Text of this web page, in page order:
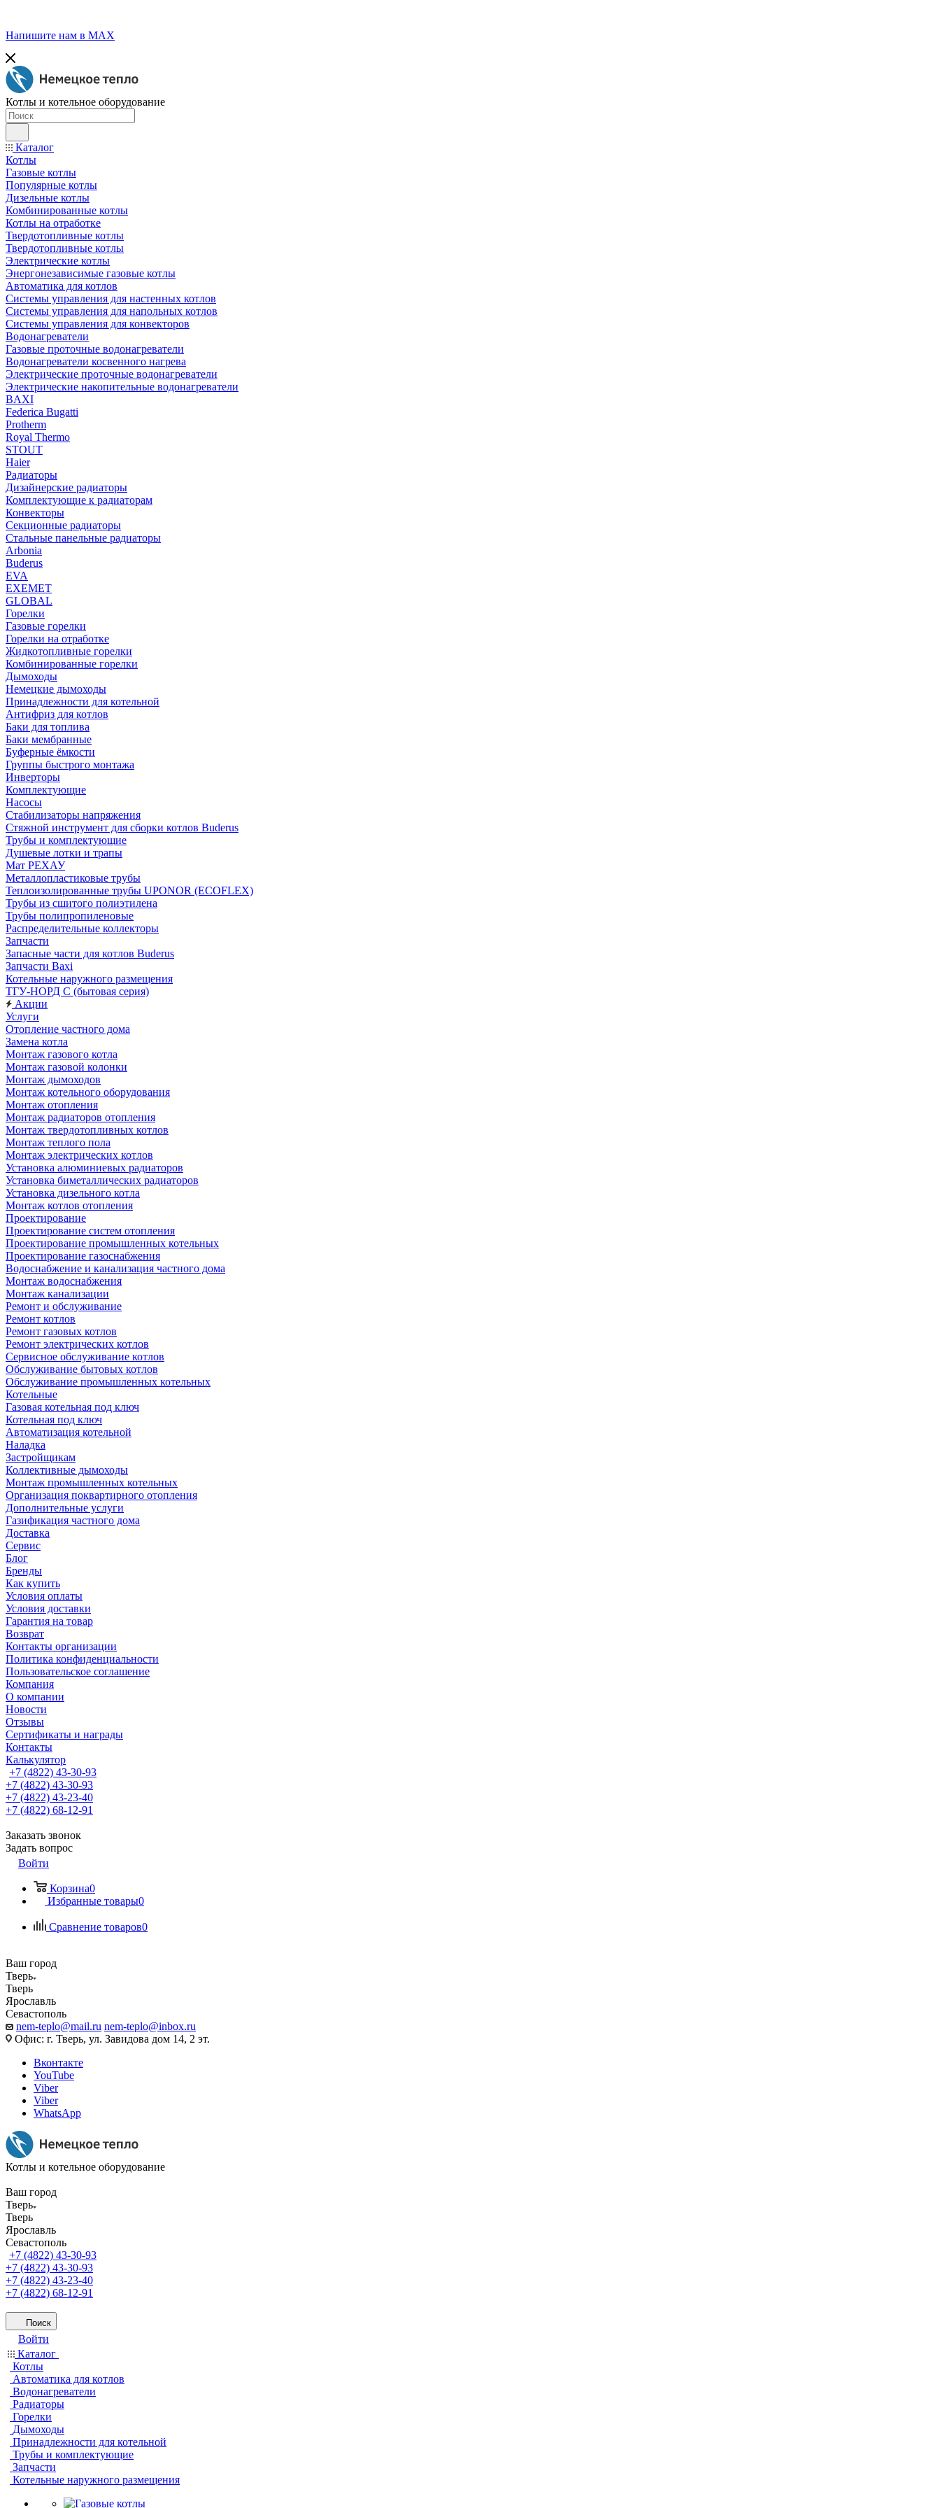
Напишите нам в МАХ
Котлы и котельное оборудование
Каталог
Котлы
Газовые котлы
Популярные котлы
Дизельные котлы
Комбинированные котлы
Котлы на отработке
Твердотопливные котлы
Твердотопливные котлы
Электрические котлы
Энергонезависимые газовые котлы
Автоматика для котлов
Системы управления для настенных котлов
Системы управления для напольных котлов
Системы управления для конвекторов
Водонагреватели
Газовые проточные водонагреватели
Водонагреватели косвенного нагрева
Электрические проточные водонагреватели
Электрические накопительные водонагреватели
BAXI
Federica Bugatti
Protherm
Royal Thermo
STOUT
Haier
Радиаторы
Дизайнерские радиаторы
Комплектующие к радиаторам
Конвекторы
Секционные радиаторы
Стальные панельные радиаторы
Arbonia
Buderus
EVA
EXEMET
GLOBAL
Горелки
Газовые горелки
Горелки на отработке
Жидкотопливные горелки
Комбинированные горелки
Дымоходы
Немецкие дымоходы
Принадлежности для котельной
Антифриз для котлов
Баки для топлива
Баки мембранные
Буферные ёмкости
Группы быстрого монтажа
Инверторы
Комплектующие
Насосы
Стабилизаторы напряжения
Стяжной инструмент для сборки котлов Buderus
Трубы и комплектующие
Душевые лотки и трапы
Мат РЕХАУ
Металлопластиковые трубы
Теплоизолированные трубы UPONOR (ECOFLEX)
Трубы из сшитого полиэтилена
Трубы полипропиленовые
Распределительные коллекторы
Запчасти
Запасные части для котлов Buderus
Запчасти Baxi
Котельные наружного размещения
ТГУ-НОРД С (бытовая серия)
Акции
Услуги
Отопление частного дома
Замена котла
Монтаж газового котла
Монтаж газовой колонки
Монтаж дымоходов
Монтаж котельного оборудования
Монтаж отопления
Монтаж радиаторов отопления
Монтаж твердотопливных котлов
Монтаж теплого пола
Монтаж электрических котлов
Установка алюминиевых радиаторов
Установка биметаллических радиаторов
Установка дизельного котла
Монтаж котлов отопления
Проектирование
Проектирование систем отопления
Проектирование промышленных котельных
Проектирование газоснабжения
Водоснабжение и канализация частного дома
Монтаж водоснабжения
Монтаж канализации
Ремонт и обслуживание
Ремонт котлов
Ремонт газовых котлов
Ремонт электрических котлов
Сервисное обслуживание котлов
Обслуживание бытовых котлов
Обслуживание промышленных котельных
Котельные
Газовая котельная под ключ
Котельная под ключ
Автоматизация котельной
Наладка
Застройщикам
Коллективные дымоходы
Монтаж промышленных котельных
Организация поквартирного отопления
Дополнительные услуги
Газификация частного дома
Доставка
Сервис
Блог
Бренды
Как купить
Условия оплаты
Условия доставки
Гарантия на товар
Возврат
Контакты организации
Политика конфиденциальности
Пользовательское соглашение
Компания
О компании
Новости
Отзывы
Сертификаты и награды
Контакты
Калькулятор
+7 (4822) 43-30-93
+7 (4822) 43-30-93
+7 (4822) 43-23-40
+7 (4822) 68-12-91
Заказать звонок
Задать вопрос
Войти
Корзина0
Избранные товары0
Сравнение товаров0
Ваш город
Тверь
Тверь
Ярославль
Севастополь
nem-teplo@mail.ru nem-teplo@inbox.ru
Офис: г. Тверь, ул. Завидова дом 14, 2 эт.
Вконтакте
YouTube
Viber
Viber
WhatsApp
Котлы и котельное оборудование
Ваш город
Тверь
Тверь
Ярославль
Севастополь
+7 (4822) 43-30-93
+7 (4822) 43-30-93
+7 (4822) 43-23-40
+7 (4822) 68-12-91
Поиск
Войти
Каталог
Котлы
Автоматика для котлов
Водонагреватели
Радиаторы
Горелки
Дымоходы
Принадлежности для котельной
Трубы и комплектующие
Запчасти
Котельные наружного размещения